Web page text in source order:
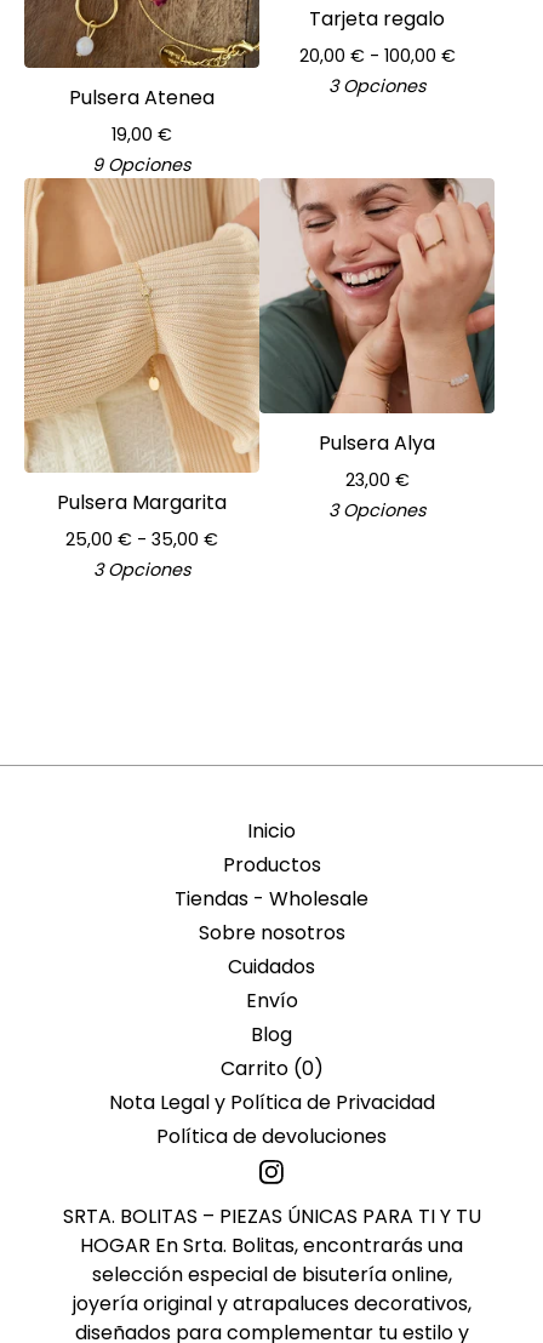
Pulsera Atenea
19,00 €
9 Opciones
Tarjeta regalo
20,00 €- 100,00 €
3 Opciones
Pulsera Margarita
25,00 € - 35,00 €
3 Opciones
Pulsera Alya
23,00 €
3 Opciones
Inicio
Productos
Tiendas - Wholesale
Sobre nosotros
Cuidados
Envío
Blog
Carrito (0)
Nota Legal y Política de Privacidad
Política de devoluciones
SRTA. BOLITAS – PIEZAS ÚNICAS PARA TI Y TU
HOGAR En Srta. Bolitas, encontrarás una
selección especial de bisutería online,
joyería original y atrapaluces decorativos,
diseñados para complementar tu estilo y